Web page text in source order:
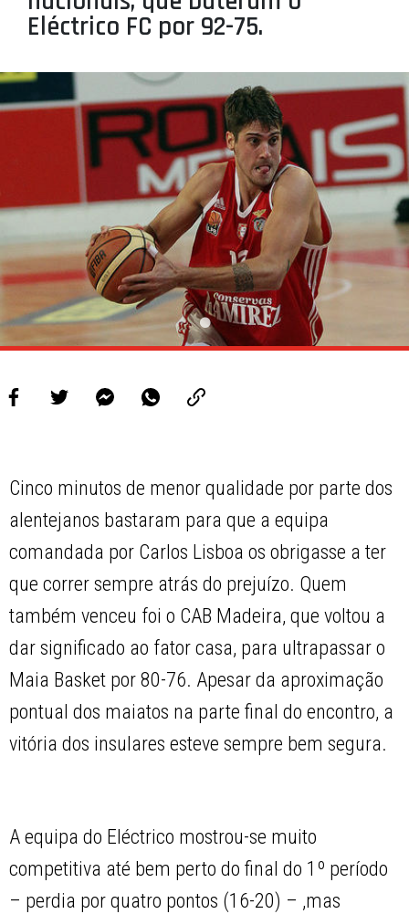
PROJETOS
LIGA BETCLIC FEMININA
Eléctrico FC por 92-75.
Cinco minutos de menor qualidade por parte dos
alentejanos bastaram para que a equipa
comandada por Carlos Lisboa os obrigasse a ter
que correr sempre atrás do prejuízo. Quem
também venceu foi o CAB Madeira, que voltou a
dar significado ao fator casa, para ultrapassar o
Maia Basket por 80-76. Apesar da aproximação
pontual dos maiatos na parte final do encontro, a
vitória dos insulares esteve sempre bem segura.
A equipa do Eléctrico mostrou-se muito
competitiva até bem perto do final do 1º período
– perdia por quatro pontos (16-20) – ,mas